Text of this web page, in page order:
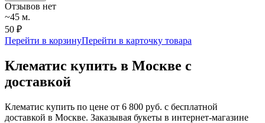
Отзывов нет
~45 м.
50 ₽
Перейти в корзинуПерейти в карточку товара
Клематис купить в Москве с
доставкой
Клематис купить по цене от 6 800 руб. с бесплатной
доставкой в Москве. Заказывая букеты в интернет-магазине